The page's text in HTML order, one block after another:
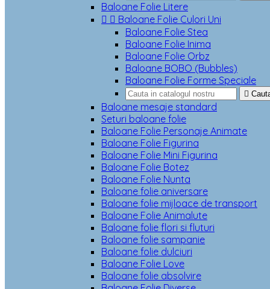
Baloane Folie Litere
  Baloane Folie Culori Uni
Baloane Folie Stea
Baloane Folie Inima
Baloane Folie Orbz
Baloane BOBO (Bubbles)
Baloane Folie Forme Speciale

Baloane mesaje standard
Seturi baloane folie
Baloane Folie Personaje Animate
Baloane Folie Figurina
Baloane Folie Mini Figurina
Baloane Folie Botez
Baloane Folie Nunta
Baloane folie aniversare
Baloane folie mijloace de transport
Baloane Folie Animalute
Baloane folie flori si fluturi
Baloane folie sampanie
Baloane folie dulciuri
Baloane Folie Love
Baloane folie absolvire